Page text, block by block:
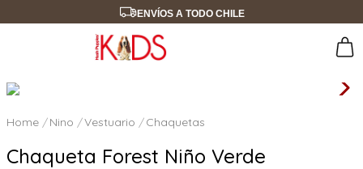
ENVÍOS A TODO CHILE
Nino Vestuario Chaquetas
Chaqueta Forest Niño Verde